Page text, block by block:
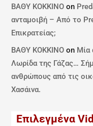
ΒΑΘΥ ΚΟΚΚΙΝΟ on
ανταμοιβή – Από το
Επικρατείας;
ΒΑΘΥ ΚΟΚΚΙΝΟ on Μία
Λωρίδα της Γάζας…
ανθρώπους από τις
Χασάινα.
Επιλεγμένα